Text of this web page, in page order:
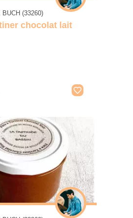
BUCH (33260)
chocolat lait